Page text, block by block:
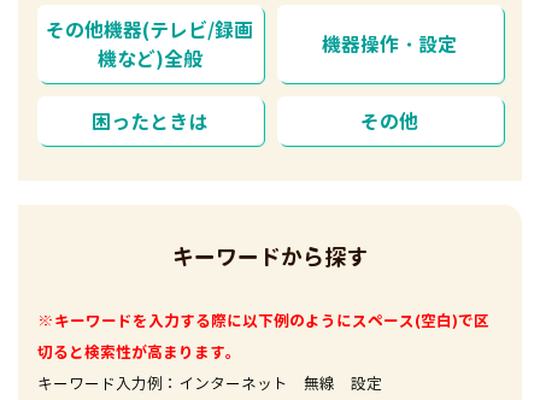
その他機器(テレビ/録画
機など)全般
機器操作・設定
困ったときは その他
キーワードから探す
※キーワードを入力する際に以下例のようにスペース(空白)で区
切ると検索性が高まります。
キーワード入力例：インターネット 無線 設定